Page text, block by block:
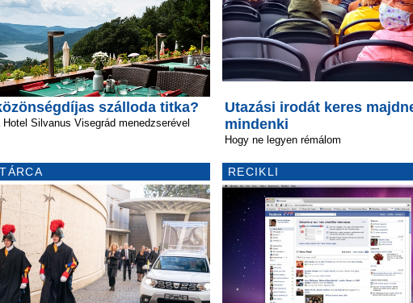
szálloda titka?
Hotel Silvanus Visegrád menedzserével
Utazási irodát keres
mindenki
Hogy ne legyen rémálom
RECIKLI